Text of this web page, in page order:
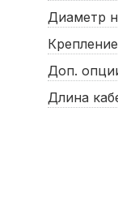
Диаметр
Доп.
Длина